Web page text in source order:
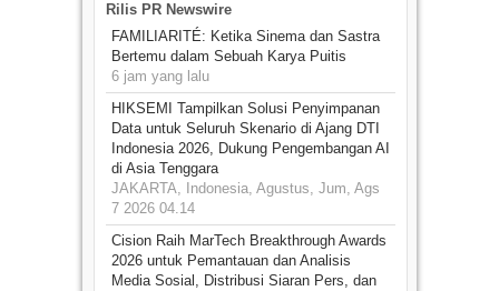
Rilis PR Newswire
FAMILIARITÉ: Ketika Sinema dan Sastra
Bertemu dalam Sebuah Karya Puitis
6 jam yang lalu
HIKSEMI Tampilkan Solusi Penyimpanan
Data untuk Seluruh Skenario di Ajang DTI
Indonesia 2026, Dukung Pengembangan AI
di Asia Tenggara
JAKARTA, Indonesia, Agustus, Jum, Ags
7 2026 04.14
Cision Raih MarTech Breakthrough Awards
2026 untuk Pemantauan dan Analisis
Media Sosial, Distribusi Siaran Pers, dan